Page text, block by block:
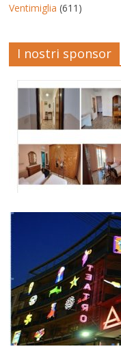
Ventimiglia (611)
I nostri sponsor